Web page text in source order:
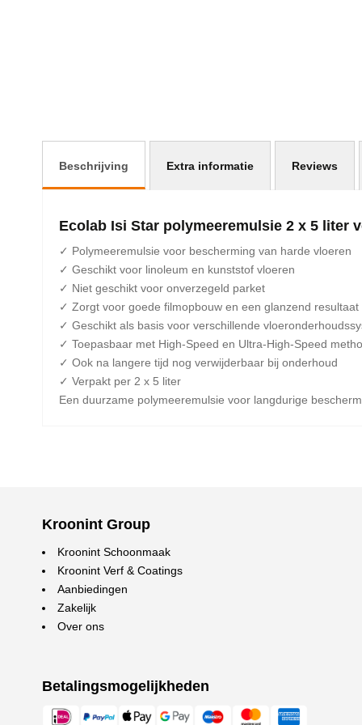
Beschrijving
Ecolab Isi Star polymeeremulsie 2 x 5 liter
✓ Polymeeremulsie voor bescherming van harde vloeren
✓ Geschikt voor linoleum en kunststof vloeren
✓ Niet geschikt voor onverzegeld parket
✓ Zorgt voor goede filmopbouw en een glanzend resultaat
✓ Geschikt als basis voor verschillende
✓ Toepasbaar met High-Speed en Ultra-High-Speed
✓ Ook na langere tijd nog verwijderbaar bij onderhoud
✓ Verpakt per 2 x 5 liter
Een duurzame polymeeremulsie voor langdurige
Extra informatie Reviews
Kroonint Group
Kroonint Schoonmaak
Kroonint Verf & Coatings
Aanbiedingen
Zakelijk
Over ons
Betalingsmogelijkheden